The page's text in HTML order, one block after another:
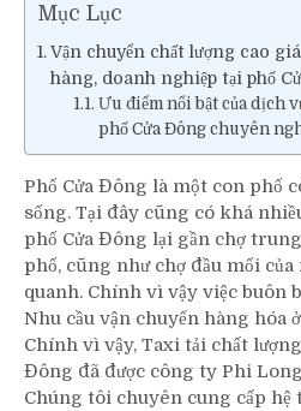
Mục Lục
Vận chuyển chất lượng cao
hàng, doanh nghiệp tại phố
Ưu điểm nổi bật của dịch
phố Cửa Đông chuyên
Phố Cửa Đông là một con phố
sống. Tại đây cũng có khá
phố Cửa Đông lại gần chợ
phố, cũng như chợ đầu mối
quanh. Chính vì vậy việc buôn
Nhu cầu vận chuyển hàng hóa
Chính vì vậy, Taxi tải chất
Đông đã được công ty Phi
Chúng tôi chuyên cung cấp hệ